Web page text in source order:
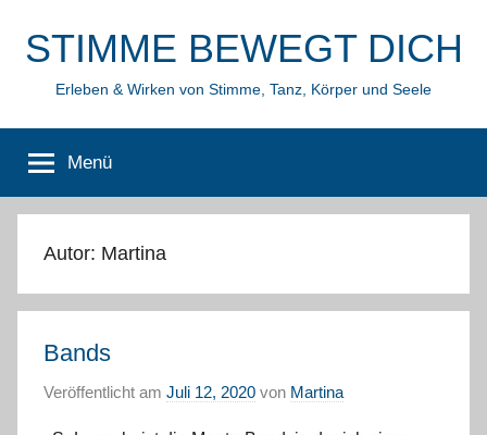
InhaltSTIMME BEWEGT DICH
Erleben & Wirken von Stimme, Tanz, Körper und Seele
Menü
Autor: Martina
Bands
Veröffentlicht am Juli 12, 2020 von Martina